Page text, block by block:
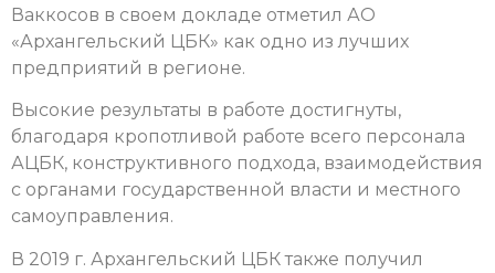
Ваккосов в своем докладе отметил АО
«Архангельский ЦБК» как одно из лучших
предприятий в регионе.
Высокие результаты в работе достигнуты,
благодаря кропотливой работе всего персонала
АЦБК, конструктивного подхода, взаимодействия
с органами государственной власти и местного
самоуправления.
В 2019 г. Архангельский ЦБК также получил